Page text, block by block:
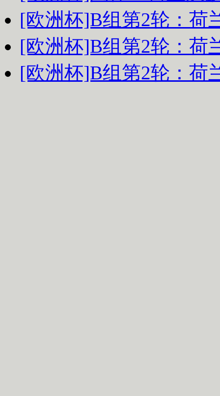
[欧洲杯]B组第2轮：荷
[欧洲杯]B组第2轮：荷
[欧洲杯]B组第2轮：荷